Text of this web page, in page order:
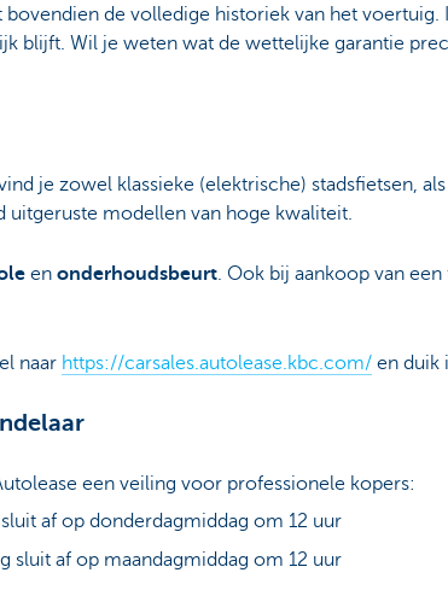
de volledige historiek van het voertuig.
blijft. Wil je weten wat de wettelijke garantie
je zowel klassieke (elektrische) stadsfietsen,
uitgeruste modellen van hoge kwaliteit.
en onderhoudsbeurt. Ook bij aankoop van
naar https://carsales.autolease.kbc.com/ en duik
een veiling voor professionele kopers:
af op donderdagmiddag om 12 uur
sluit af op maandagmiddag om 12 uur